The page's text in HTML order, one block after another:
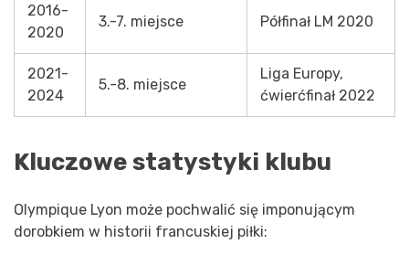
2016-
2020
3.-7. miejsce Półfinał LM 2020
2021-
2024
5.-8. miejsce
Liga Europy,
ćwierćfinał 2022
Kluczowe statystyki klubu
Olympique Lyon może pochwalić się imponującym
dorobkiem w historii francuskiej piłki: